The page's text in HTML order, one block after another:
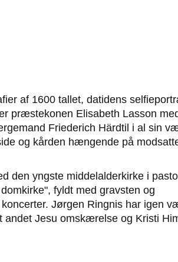
af 1600 tallet, datidens
præstekonen Elisabeth Lasson
Friederich Härdtil i al sin
og kården hængende på
den yngste middelalderkirke i
fyldt med gravsten og
Jørgen Ringnis har igen
andet Jesu omskærelse og Kristi